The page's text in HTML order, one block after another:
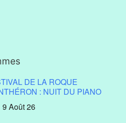
DE LA ROQUE
: NUIT DU PIANO
9 Août 26